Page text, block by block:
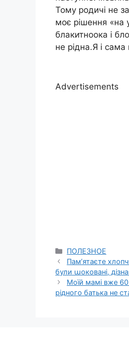
Тому родичі не
моє рішення
блакитноока і
не рідна.Я і
Advertisements
Categories
ПОЛЕЗНОЕ
Пам’ятаєте
були աоковані,
Моїй мамі вже 60
рідного батька не